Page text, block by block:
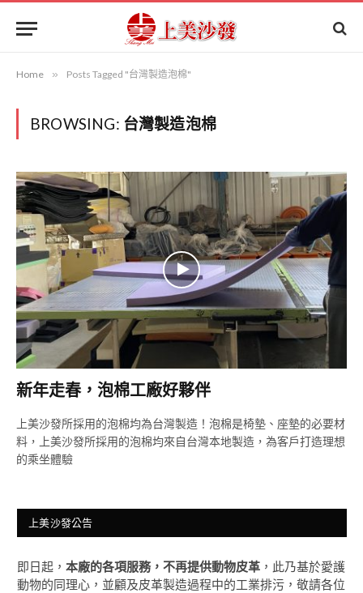
Home » Posts Tagged "台灣製造泡棉"
BROWSING: 台灣製造泡棉
新年走春，泡棉工廠好夥伴
上美沙發所採用的泡棉均為台灣製造！泡棉是椅墊、座墊的必要材
料，上美沙發所採用的泡棉均來自台灣本地製造，為客戶打造理想
的乘坐體驗
上美沙發公告
即日起， 本廠的各項服務，不再提供動物皮革 ，此乃基於愛護
動物的同理心，並顧及皮革製造過程中的工業排污，敬請各位